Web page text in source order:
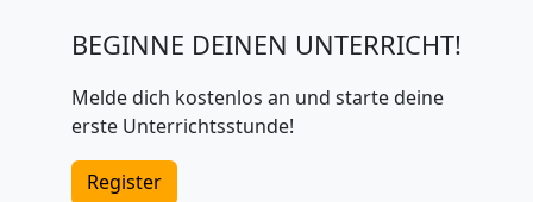
BEGINNE DEINEN UNTERRICHT!
Melde dich kostenlos an und starte deine
erste Unterrichtsstunde!
Register